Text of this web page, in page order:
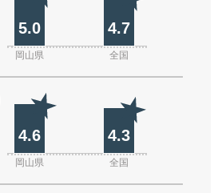
5.0 4.7
岡山県 全国
4.6 4.3
岡山県 全国